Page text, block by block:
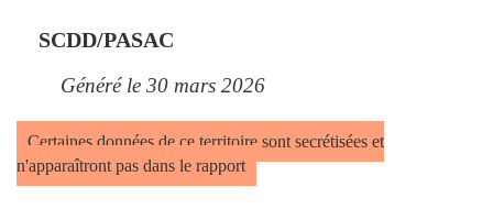
SCDD/PASAC
Généré le 30 mars 2026
Certaines données de ce territoire sont secrétisées et
n'apparaîtront pas dans le rapport